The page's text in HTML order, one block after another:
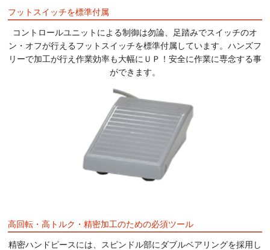
フットスイッチを標準付属
コントロールユニットによる制御は勿論、足踏みでスイッチのオ
ン・オフが行えるフットスイッチを標準付属しています。ハンズフ
リーで加工が行え作業効率も大幅にＵＰ！安全に作業に専念する事
ができます。
高回転・高トルク・精密加工のための必須ツール
精密ハンドピースには、スピンドル部にダブルベアリングを採用し